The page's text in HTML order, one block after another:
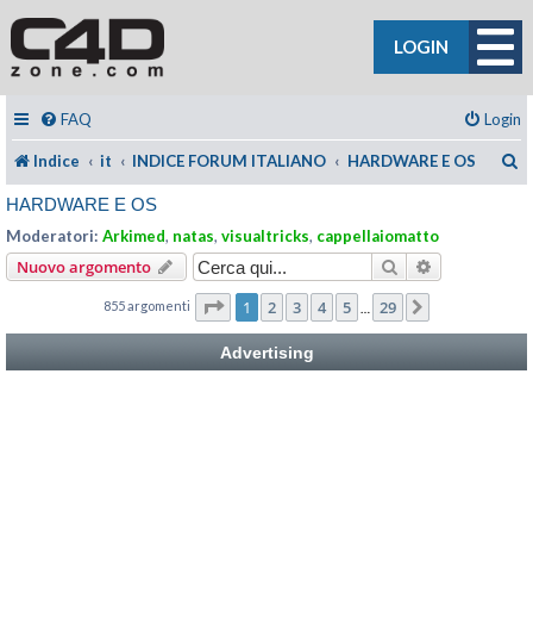
LOGIN
FAQ Login
Indice it INDICE FORUM ITALIANO HARDWARE E OS
HARDWARE E OS
Moderatori: Arkimed, natas, visualtricks, cappellaiomatto
Nuovo argomento Cerca
855 argomenti Pagina di 29
1 2 3 4 5 29
Advertising